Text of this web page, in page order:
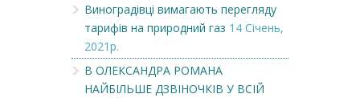
Виноградівці вимагають перегляду
тарифів на природний газ 14 Січень,
2021р.
В ОЛЕКСАНДРА РОМАНА
НАЙБІЛЬШЕ ДЗВІНОЧКІВ У ВСІЙ